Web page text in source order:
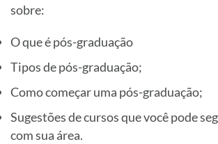
sobre:
O que é pós-graduação
Tipos de pós-graduação;
Como começar uma pós-graduação;
Sugestões de cursos que você pode
com sua área.